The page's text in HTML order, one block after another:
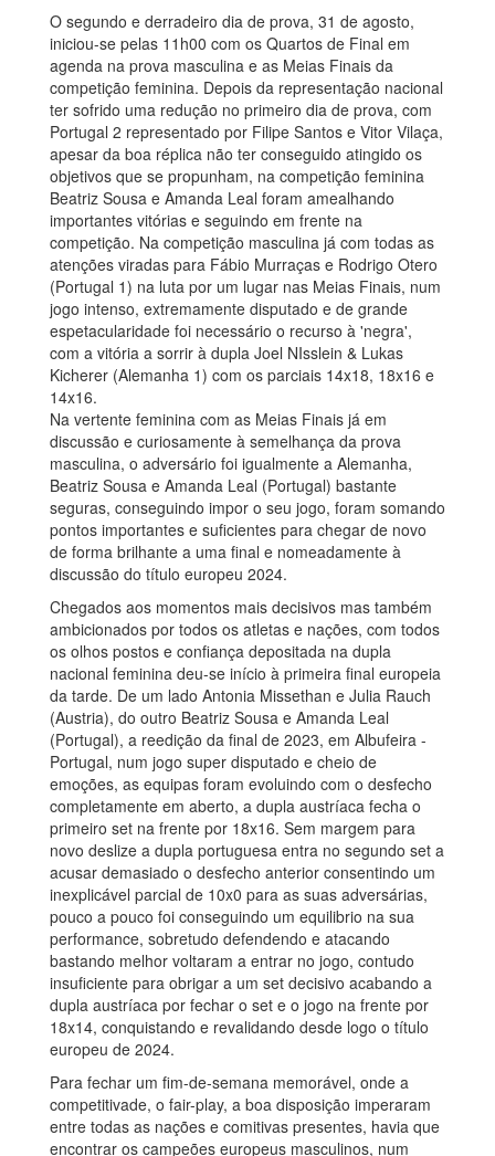
O segundo e derradeiro dia de prova, 31 de agosto,
iniciou-se pelas 11h00 com os Quartos de Final em
agenda na prova masculina e as Meias Finais da
competição feminina. Depois da representação nacional
ter sofrido uma redução no primeiro dia de prova, com
Portugal 2 representado por Filipe Santos e Vitor Vilaça,
apesar da boa réplica não ter conseguido atingido os
objetivos que se propunham, na competição feminina
Beatriz Sousa e Amanda Leal foram amealhando
importantes vitórias e seguindo em frente na
competição. Na competição masculina já com todas as
atenções viradas para Fábio Murraças e Rodrigo Otero
(Portugal 1) na luta por um lugar nas Meias Finais, num
jogo intenso, extremamente disputado e de grande
espetacularidade foi necessário o recurso à 'negra',
com a vitória a sorrir à dupla Joel NIsslein & Lukas
Kicherer (Alemanha 1) com os parciais 14x18, 18x16 e
14x16.
Na vertente feminina com as Meias Finais já em
discussão e curiosamente à semelhança da prova
masculina, o adversário foi igualmente a Alemanha,
Beatriz Sousa e Amanda Leal (Portugal) bastante
seguras, conseguindo impor o seu jogo, foram somando
pontos importantes e suficientes para chegar de novo
de forma brilhante a uma final e nomeadamente à
discussão do título europeu 2024.
Chegados aos momentos mais decisivos mas também
ambicionados por todos os atletas e nações, com todos
os olhos postos e confiança depositada na dupla
nacional feminina deu-se início à primeira final europeia
da tarde. De um lado Antonia Missethan e Julia Rauch
(Austria), do outro Beatriz Sousa e Amanda Leal
(Portugal), a reedição da final de 2023, em Albufeira -
Portugal, num jogo super disputado e cheio de
emoções, as equipas foram evoluindo com o desfecho
completamente em aberto, a dupla austríaca fecha o
primeiro set na frente por 18x16. Sem margem para
novo deslize a dupla portuguesa entra no segundo set a
acusar demasiado o desfecho anterior consentindo um
inexplicável parcial de 10x0 para as suas adversárias,
pouco a pouco foi conseguindo um equilibrio na sua
performance, sobretudo defendendo e atacando
bastando melhor voltaram a entrar no jogo, contudo
insuficiente para obrigar a um set decisivo acabando a
dupla austríaca por fechar o set e o jogo na frente por
18x14, conquistando e revalidando desde logo o título
europeu de 2024.
Para fechar um fim-de-semana memorável, onde a
competitivade, o fair-play, a boa disposição imperaram
entre todas as nações e comitivas presentes, havia que
encontrar os campeões europeus masculinos, num